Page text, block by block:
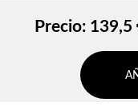
Precio: 139,5